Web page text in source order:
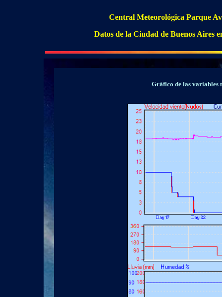
Central Meteorológica Parque
Datos de la Ciudad de Buenos Aires
Gráfico de las variables